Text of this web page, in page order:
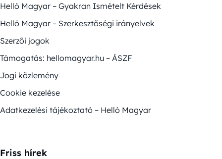
Helló Magyar – Gyakran Ismételt Kérdések
Helló Magyar – Szerkesztőségi irányelvek
Szerzői jogok
Támogatás: hellomagyar.hu – ÁSZF
Jogi közlemény
Cookie kezelése
Adatkezelési tájékoztató – Helló Magyar
Friss hírek